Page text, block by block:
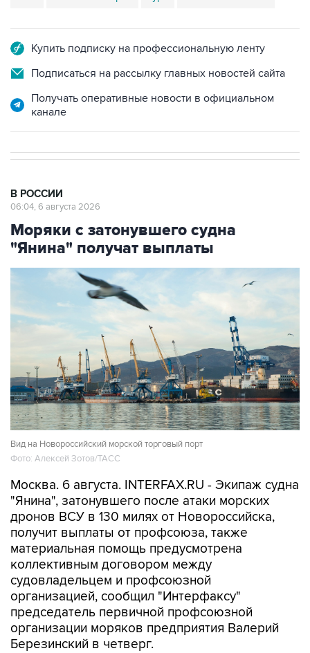
Купить подписку на профессиональную ленту
Подписаться на рассылку главных новостей сайта
Получать оперативные новости в официальном
канале
В РОССИИ
06:04, 6 августа 2026
Моряки с затонувшего судна
"Янина" получат выплаты
Вид на Новороссийский морской торговый порт
Фото: Алексей Зотов/ТАСС
Москва. 6 августа. INTERFAX.RU - Экипаж судна
"Янина", затонувшего после атаки морских
дронов ВСУ в 130 милях от Новороссийска,
получит выплаты от профсоюза, также
материальная помощь предусмотрена
коллективным договором между
судовладельцем и профсоюзной
организацией, сообщил "Интерфаксу"
председатель первичной профсоюзной
организации моряков предприятия Валерий
Березинский в четверг.